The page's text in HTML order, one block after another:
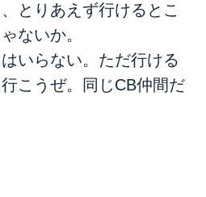
とりあえず行けるとこ
ないか。
いらない。ただ行ける
こうぜ。同じCB仲間だ